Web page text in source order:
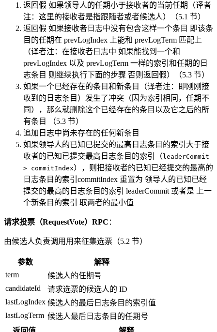
返回假 如果领导人的任期小于接收者的当前任期（译者
注：这里的接收者是指跟随者或者候选人）（5.1 节）
返回假 如果接收者日志中没有包含这样一个条目 即该条
目的任期在 prevLogIndex 上能和 prevLogTerm 匹配上
（译者注：在接收者日志中 如果能找到一个和
prevLogIndex 以及 prevLogTerm 一样的索引和任期的日
志条目 则继续执行下面的步骤 否则返回假）（5.3 节）
如果一个已经存在的条目和新条目（译者注：即刚刚接
收到的日志条目）发生了冲突（因为索引相同，任期不
同），那么就删除这个已经存在的条目以及它之后的所
有条目 （5.3 节）
追加日志中尚未存在的任何新条目
如果领导人的已知已提交的最高日志条目的索引大于接
收者的已知已提交最高日志条目的索引（leaderCommit
> commitIndex），则把接收者的已知已经提交的最高的
日志条目的索引commitIndex 重置为 领导人的已知已经
提交的最高的日志条目的索引 leaderCommit 或者是 上一
个新条目的索引 取两者的最小值
请求投票（RequestVote）RPC ：
由候选人负责调用用来征集选票（5.2 节）
参数
解释
term
候选人的任期号
candidateId
请求选票的候选人的 ID
lastLogIndex 候选人的最后日志条目的索引值
lastLogTerm 候选人最后日志条目的任期号